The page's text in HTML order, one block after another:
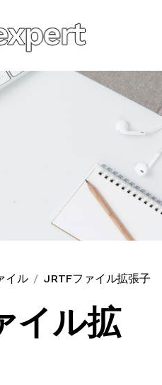
イル JRTFファイル拡張子
イル拡